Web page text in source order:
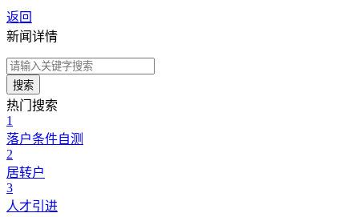
返回
新闻详情
搜索
热门搜索
1
落户条件自测
2
居转户
3
人才引进